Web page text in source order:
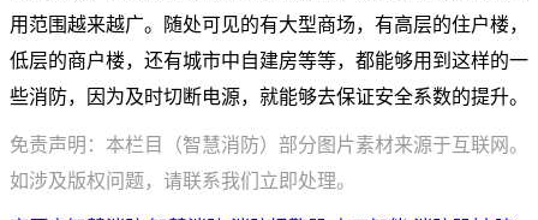
用范围越来越广。随处可见的有大型商场，有高层的住户楼，
低层的商户楼，还有城市中自建房等等，都能够用到这样的一
些消防，因为及时切断电源，就能够去保证安全系数的提升。
免责声明：本栏目（智慧消防）部分图片素材来源于互联网。
如涉及版权问题，请联系我们立即处理。